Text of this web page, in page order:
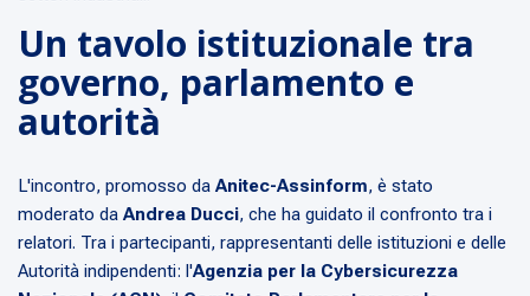
Un tavolo istituzionale tra
governo, parlamento e
autorità
L'incontro, promosso da Anitec-Assinform, è stato
moderato da Andrea Ducci, che ha guidato il confronto tra i
relatori. Tra i partecipanti, rappresentanti delle istituzioni e delle
Autorità indipendenti: l'Agenzia per la Cybersicurezza